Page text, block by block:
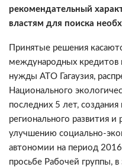
рекомендательный
властям для поиска
Принятые решения
международных кредитов
нужды АТО Гагаузия,
Национального
последних 5 лет, создания
регионального развития
улучшению социально-
автономии на период
просьбе Рабочей группы,